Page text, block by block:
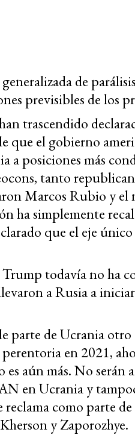
de
previsibles de los
trascendido
que el gobierno
a posiciones más
tanto
Marcos Rubio y
ha simplemente
que el eje
todavía no ha
a Rusia a
parte de Ucrania
en 2021,
es aún más. No serán
en Ucrania y
reclama como parte
y Zaporozhye.